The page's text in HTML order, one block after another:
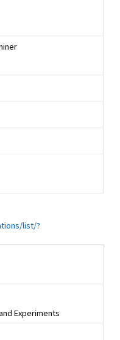
list/?
Experiments